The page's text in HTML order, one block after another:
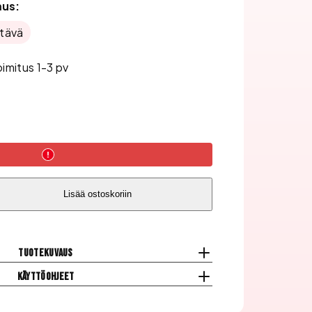
1-3 pv
Lisää ostoskoriin
Tuotekuvaus
Käyttöohjeet